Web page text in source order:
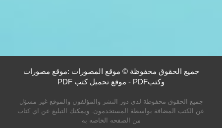
جميع الحقوق محفوظة © موقع المصورات :موقع مصورات
وكتبPDF - موقع تحميل كتب PDF
جميع الحقوق محفوظة لدى دور النشر والمؤلفون والموقع غير مسؤل
عن الكتب المضافة بواسطة المستخدمون. ويمكنك التبليغ عن اي كتاب
من الصفحه الخاصه به